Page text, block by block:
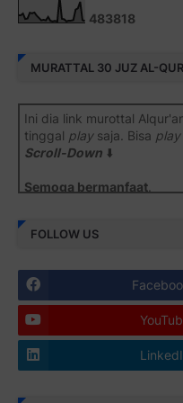
483818
MURATTAL 30 JUZ AL-
Ini dia link murottal
tinggal playsaja. Bisa play
Scroll-Down ⬇️
Semoga bermanfaat
Juz 1 ⇨
Juz 3 ⇨ http://j.mp/
Juz 4 ⇨ http://j.mp/
Juz 5 ⇨ http://j.mp/
FOLLOW US